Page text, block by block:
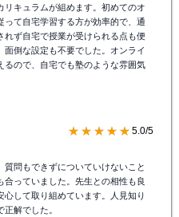
キュラムが組めます。初めてのオ
って自宅学習する方が効率的で、通
れず自宅で授業が受けられる点も便
倒な設定も不要でした。オンライ
るので、自宅でも塾のような雰囲気
★★★★★ 5.0/5
問もできずについていけないこと
っていました。先生との相性も良
心して取り組めています。人見知り
解でした。